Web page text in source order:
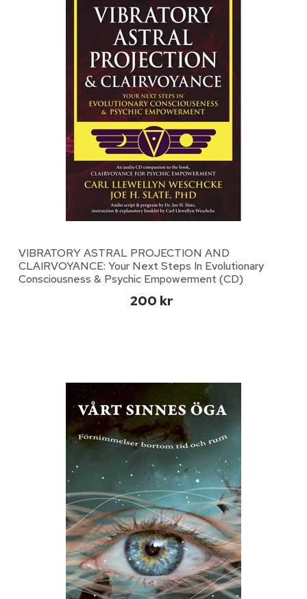
VIBRATORY ASTRAL PROJECTION AND
CLAIRVOYANCE: Your Next Steps In Evolutionary
Consciousness & Psychic Empowerment (CD)
200 kr